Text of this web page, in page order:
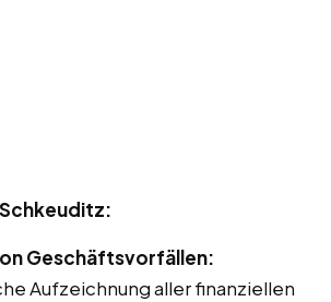
Geschäftsvorfällen:
Aufzeichnung aller finanziellen